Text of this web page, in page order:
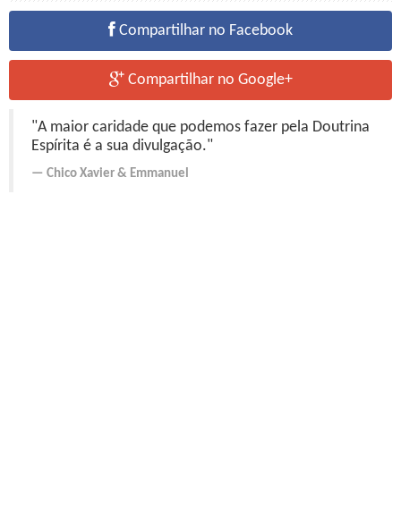
Compartilhar no Facebook
Compartilhar no Google+
"A maior caridade que podemos fazer pela Doutrina
Espírita é a sua divulgação."
Chico Xavier & Emmanuel